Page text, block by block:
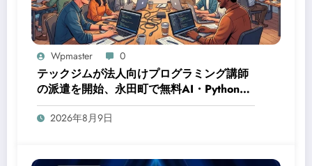
Wpmaster 0
テックジムが法人向けプログラミング講師
の派遣を開始、永田町で無料AI・Python講
座も毎週開催
2026年8月9日